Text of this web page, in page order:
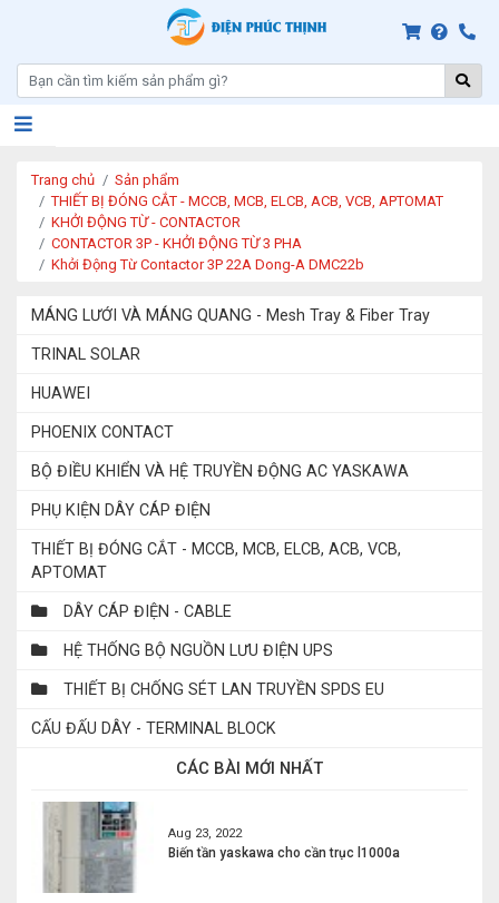
Trang chủ
Sản phẩm
THIẾT BỊ ĐÓNG CẮT - MCCB, MCB, ELCB, ACB, VCB, APTOMAT
KHỞI ĐỘNG TỪ - CONTACTOR
CONTACTOR 3P - KHỞI ĐỘNG TỪ 3 PHA
Khởi Động Từ Contactor 3P 22A Dong-A DMC22b
MÁNG LƯỚI VÀ MÁNG QUANG - Mesh Tray & Fiber Tray
TRINAL SOLAR
HUAWEI
PHOENIX CONTACT
BỘ ĐIỀU KHIỂN VÀ HỆ TRUYỀN ĐỘNG AC YASKAWA
PHỤ KIỆN DÂY CÁP ĐIỆN
THIẾT BỊ ĐÓNG CẮT - MCCB, MCB, ELCB, ACB, VCB,
APTOMAT
DÂY CÁP ĐIỆN - CABLE
HỆ THỐNG BỘ NGUỒN LƯU ĐIỆN UPS
THIẾT BỊ CHỐNG SÉT LAN TRUYỀN SPDS EU
CẤU ĐẤU DÂY - TERMINAL BLOCK
CÁC BÀI MỚI NHẤT
Aug 23, 2022
Biến tần yaskawa cho cần trục l1000a